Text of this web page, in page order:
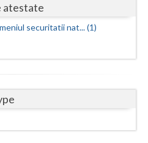
atestate
securitatii nat... (1)